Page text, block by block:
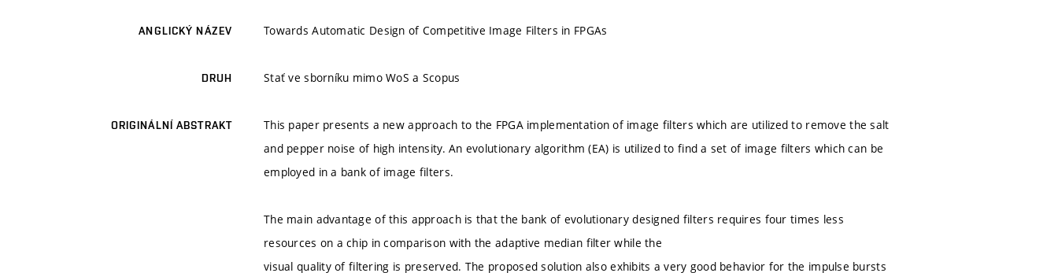
ANGLICKÝ NÁZEV Towards Automatic Design of Competitive Image Filters in FPGAs
DRUH Stať ve sborníku mimo WoS a Scopus
ORIGINÁLNÍ ABSTRAKT
This paper presents a new approach to the FPGA implementation of image filters which are utilized to remove the salt
and pepper noise of high intensity. An evolutionary algorithm (EA) is utilized to find a set of image filters which can be
employed in a bank of image filters.
The main advantage of this approach is that the bank of evolutionary designed filters requires four times less
resources on a chip in comparison with the adaptive median filter while the
visual quality of filtering is preserved. The proposed solution also exhibits a very good behavior for the impulse bursts